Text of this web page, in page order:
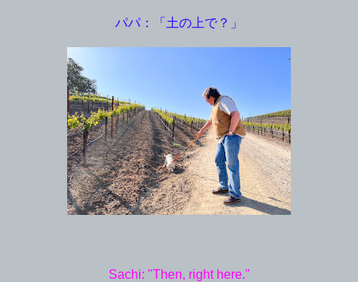
パパ：「土の上で？」
Sachi: "Then, right here."